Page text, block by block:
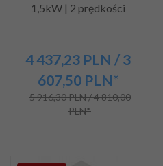
1,5kW | 2 prędkości
4 437,23 PLN / 3
607,50 PLN*
5 916,30 PLN / 4 810,00
PLN*